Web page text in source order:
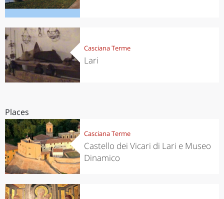
Casciana Terme
Lari
Places
Casciana Terme
Castello dei Vicari di Lari e Museo
Dinamico